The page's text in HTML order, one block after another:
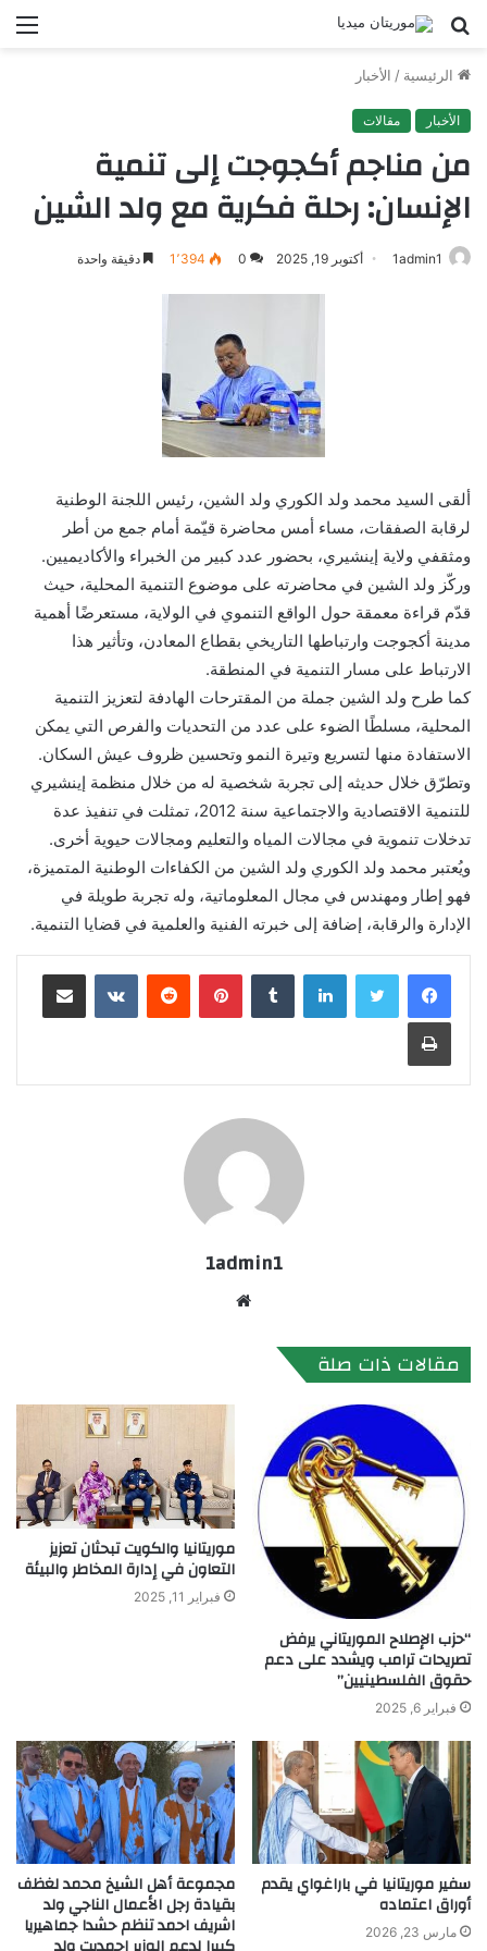
بحث
الرئيسية / الأخبار
الأخبار مقالات
من مناجم أكجوجت إلى تنمية
الإنسان: رحلة فكرية مع ولد الشين
1admin1 أكتوبر 19, 2025 0 1٬394 دقيقة واحدة
ألقى السيد محمد ولد الكوري ولد الشين، رئيس اللجنة الوطنية
لرقابة الصفقات، مساء أمس محاضرة قيّمة أمام جمع من أطر
ومثقفي ولاية إينشيري، بحضور عدد كبير من الخبراء والأكاديميين.
وركّز ولد الشين في محاضرته على موضوع التنمية المحلية، حيث
قدّم قراءة معمقة حول الواقع التنموي في الولاية، مستعرضًا أهمية
مدينة أكجوجت وارتباطها التاريخي بقطاع المعادن، وتأثير هذا
الارتباط على مسار التنمية في المنطقة.
كما طرح ولد الشين جملة من المقترحات الهادفة لتعزيز التنمية
المحلية، مسلطًا الضوء على عدد من التحديات والفرص التي يمكن
الاستفادة منها لتسريع وتيرة النمو وتحسين ظروف عيش السكان.
وتطرّق خلال حديثه إلى تجربة شخصية له من خلال منظمة إينشيري
للتنمية الاقتصادية والاجتماعية سنة 2012، تمثلت في تنفيذ عدة
تدخلات تنموية في مجالات المياه والتعليم ومجالات حيوية أخرى.
ويُعتبر محمد ولد الكوري ولد الشين من الكفاءات الوطنية المتميزة،
فهو إطار ومهندس في مجال المعلوماتية، وله تجربة طويلة في
الإدارة والرقابة، إضافة إلى خبرته الفنية والعلمية في قضايا التنمية.
لينكدإن بينتيريست مشاركة عبر البريد
طباعة
1admin1
مقالات ذات صلة
“حزب الإصلاح الموريتاني يرفض
تصريحات ترامب ويشدد على دعم
حقوق الفلسطينيين”
فبراير 6, 2025
موريتانيا والكويت تبحثان تعزيز
التعاون في إدارة المخاطر والبيئة
فبراير 11, 2025
سفير موريتانيا في باراغواي يقدم
أوراق اعتماده
مارس 23, 2026
مجموعة أهل الشيخ محمد لغظف
بقيادة رجل الأعمال الناجي ولد
اشريف احمد تنظم حشدا جماهيريا